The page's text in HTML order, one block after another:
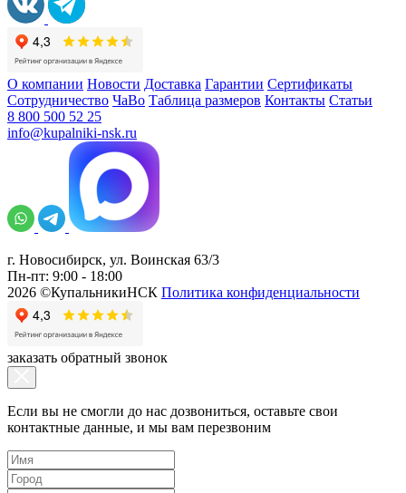
О компании Новости Доставка Гарантии Сертификаты
Сотрудничество ЧаВо Таблица размеров Контакты Статьи
8 800 500 52 25
info@kupalniki-nsk.ru
г. Новосибирск, ул. Воинская 63/3
Пн-пт: 9:00 - 18:00
2026 ©КупальникиНСК Политика конфиденциальности
заказать обратный звонок
Если вы не смогли до нас дозвониться, оставьте свои
контактные данные, и мы вам перезвоним